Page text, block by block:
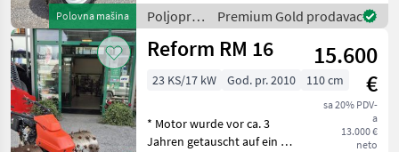
Polovna mašina
*Fahrgeschwindigkeit 20
km/h *Wenderadius innen
4.7
Poljoprivredni
motorni
strojevi /
Premium Gold prodavac
Reform RM 16
15.600
€
sa 20% PDV-
a
13.000 €
neto
23 KS/17 kW God. pr. 2010 110 cm
* Motor wurde vor ca. 3
Jahren getauscht auf ein 23